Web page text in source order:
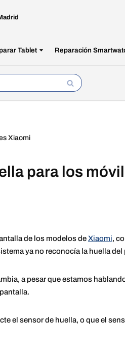
Tablet Reparación
Xiaomi
para los
de los modelos deXiaomi,
ya no reconocía la huella
a pesar que estamos
el sensor de huella, o que el